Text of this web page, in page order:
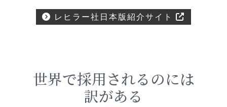
レヒラー社日本版紹介サイト
世界で採用されるのには
訳がある